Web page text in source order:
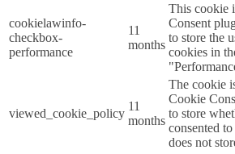
cookielawinfo-
checkbox-
performance
11
months
This cookie
Consent
to store the
cookies in
viewed_cookie_policy
11
months
The cookie
Cookie
to store
consented
does not